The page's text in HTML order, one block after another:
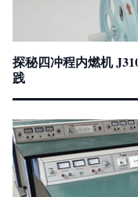
探秘四冲程内燃机
践